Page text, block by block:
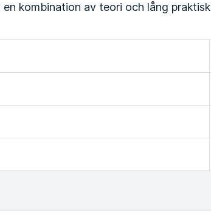
kombination av teori och lång praktisk